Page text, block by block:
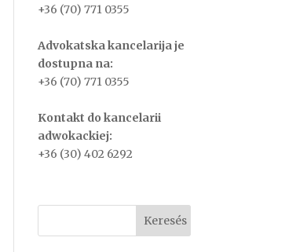
+36 (70) 771 0355
Advokatska kancelarija je
dostupna na:
+36 (70) 771 0355
Kontakt do kancelarii
adwokackiej:
+36 (30) 402 6292